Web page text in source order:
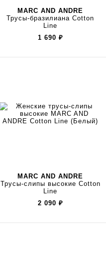
MARC AND ANDRE
Трусы-бразилиана Cotton
Line
1 690 ₽
MARC AND ANDRE
Трусы-слипы высокие Cotton
Line
2 090 ₽